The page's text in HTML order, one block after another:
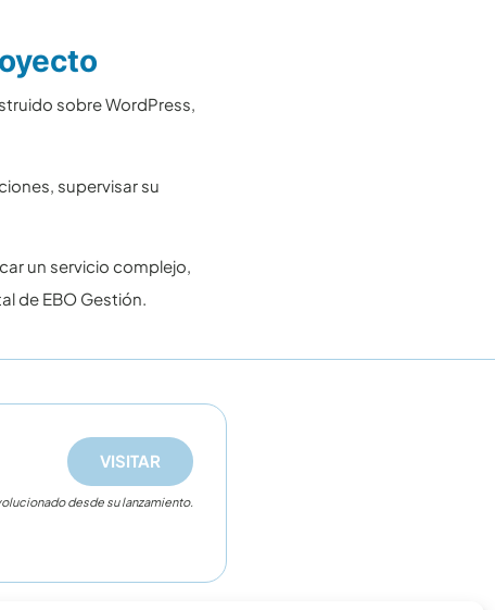
sobre WordPress,
supervisar su
un servicio complejo,
de EBO Gestión.
VISITAR
desde su lanzamiento.